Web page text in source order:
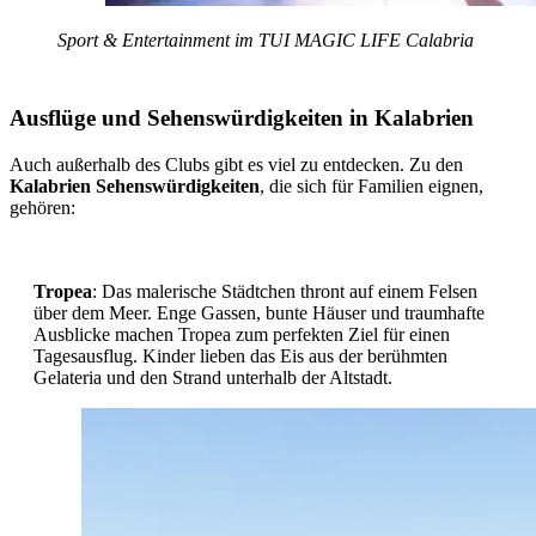
Sport & Entertainment im TUI MAGIC LIFE Calabria
Ausflüge und Sehenswürdigkeiten in Kalabrien
Auch außerhalb des Clubs gibt es viel zu entdecken. Zu den
Kalabrien Sehenswürdigkeiten, die sich für Familien eignen,
gehören:
Tropea: Das malerische Städtchen thront auf einem Felsen
über dem Meer. Enge Gassen, bunte Häuser und traumhafte
Ausblicke machen Tropea zum perfekten Ziel für einen
Tagesausflug. Kinder lieben das Eis aus der berühmten
Gelateria und den Strand unterhalb der Altstadt.